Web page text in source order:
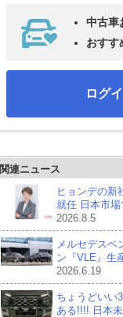
中古車
おすす
ログ
関連ニュース
ヒョンデの新
就任 日本市
2026.8.5
メルセデスベ
ン『VLE』生
2026.6.19
ちょうどいい
ある!!!! 日本